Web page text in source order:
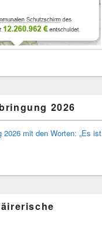
2026
2026 mit den Worten: „Es ist